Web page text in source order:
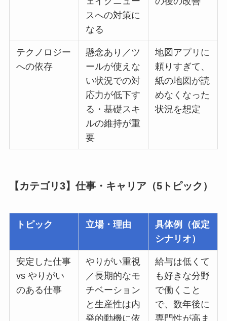
スへの対策に
なる
テクノロジー
への依存
懸念あり／ツ
ールが使えな
い状況での対
応力が低下す
る・基礎スキ
ルの維持が重
要
地図アプリに
頼りすぎて、
紙の地図が読
めなくなった
状況を想定
【カテゴリ3】仕事・キャリア（5トピック）
トピック 立場・理由
具体例（仮定
シナリオ）
安定した仕事
vs やりがい
のある仕事
やりがい重視
／長期的なモ
チベーション
と生産性は内
発的動機に依
給与は低くて
も好きな分野
で働くこと
で、数年後に
専門性が高ま